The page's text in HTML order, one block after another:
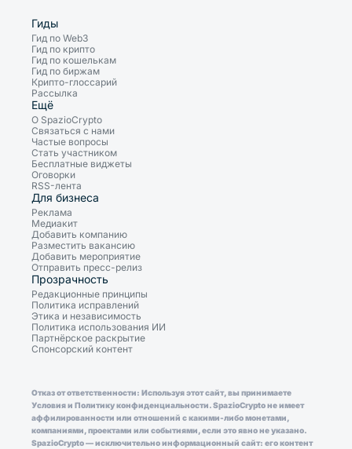
Гиды
Гид по Web3
Гид по крипто
Гид по кошелькам
Гид по биржам
Крипто-глоссарий
Рассылка
Ещё
О SpazioCrypto
Связаться с нами
Частые вопросы
Стать участником
Бесплатные виджеты
Оговорки
RSS-лента
Для бизнеса
Реклама
Медиакит
Добавить компанию
Разместить вакансию
Добавить мероприятие
Отправить пресс-релиз
Прозрачность
Редакционные принципы
Политика исправлений
Этика и независимость
Политика использования ИИ
Партнёрское раскрытие
Спонсорский контент
Отказ от ответственности: Используя этот сайт, вы принимаете
Условия и Политику конфиденциальности. SpazioCrypto не имеет
аффилированности или отношений с какими-либо монетами,
компаниями, проектами или событиями, если это явно не указано.
SpazioCrypto — исключительно информационный сайт: его контент